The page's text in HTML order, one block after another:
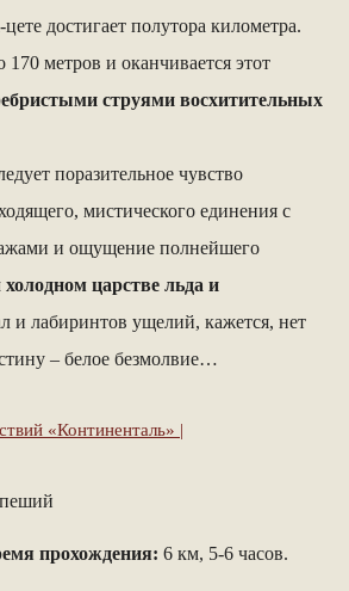
достигает полутора километра.
170 метров и оканчивается этот
струями восхитительных
поразительное чувство
мистического единения с
и ощущение полнейшего
холодном царстве льда и
и лабиринтов ущелий, кажется, нет
– белое безмолвие…
пеший
прохождения: 6 км, 5-6 часов.